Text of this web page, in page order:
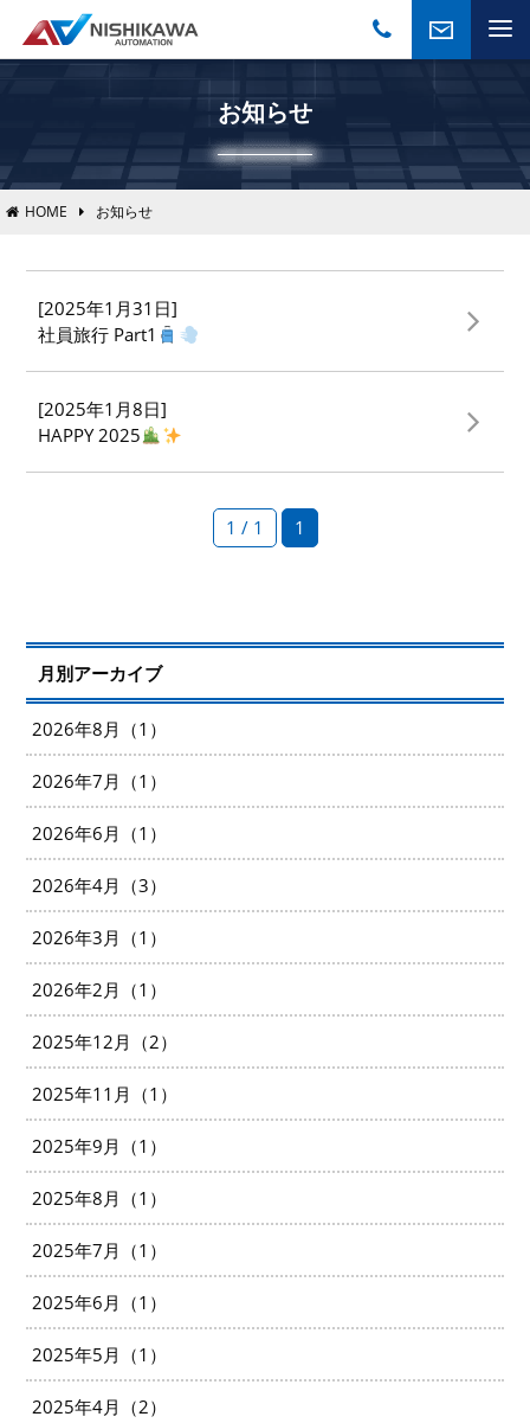
お知らせ
HOME お知らせ
[2025年1月31日]
社員旅行 Part1
[2025年1月8日]
HAPPY 2025
1 / 1 1
月別アーカイブ
2026年8月（1）
2026年7月（1）
2026年6月（1）
2026年4月（3）
2026年3月（1）
2026年2月（1）
2025年12月（2）
2025年11月（1）
2025年9月（1）
2025年8月（1）
2025年7月（1）
2025年6月（1）
2025年5月（1）
2025年4月（2）